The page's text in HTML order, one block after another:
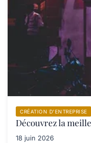
CRÉATION D’ENTREPRISE
Découvrez la
18 juin 2026